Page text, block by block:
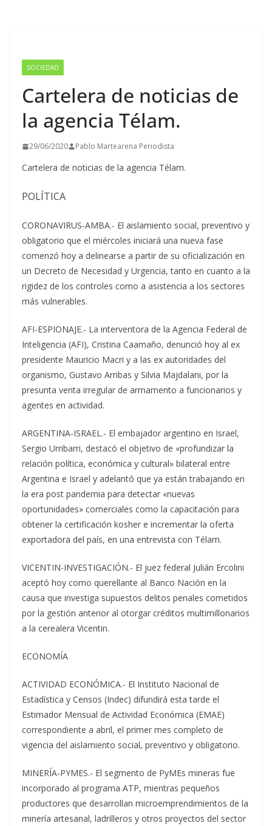
SOCIEDAD
Cartelera de noticias de
la agencia Télam.
29/06/2020 Pablo Martearena Periodista
Cartelera de noticias de la agencia Télam.
POLÍTICA
CORONAVIRUS-AMBA.- El aislamiento social, preventivo y
obligatorio que el miércoles iniciará una nueva fase
comenzó hoy a delinearse a partir de su oficialización en
un Decreto de Necesidad y Urgencia, tanto en cuanto a la
rigidez de los controles como a asistencia a los sectores
más vulnerables.
AFI-ESPIONAJE.- La interventora de la Agencia Federal de
Inteligencia (AFI), Cristina Caamaño, denunció hoy al ex
presidente Mauricio Macri y a las ex autoridades del
organismo, Gustavo Arribas y Silvia Majdalani, por la
presunta venta irregular de armamento a funcionarios y
agentes en actividad.
ARGENTINA-ISRAEL.- El embajador argentino en Israel,
Sergio Urribarri, destacó el objetivo de «profundizar la
relación política, económica y cultural» bilateral entre
Argentina e Israel y adelantó que ya están trabajando en
la era post pandemia para detectar «nuevas
oportunidades» comerciales como la capacitación para
obtener la certificación kosher e incrementar la oferta
exportadora del país, en una entrevista con Télam.
VICENTIN-INVESTIGACIÓN.- El juez federal Julián Ercolini
aceptó hoy como querellante al Banco Nación en la
causa que investiga supuestos delitos penales cometidos
por la gestión anterior al otorgar créditos multimillonarios
a la cerealera Vicentin.
ECONOMÍA
ACTIVIDAD ECONÓMICA.- El Instituto Nacional de
Estadística y Censos (Indec) difundirá esta tarde el
Estimador Mensual de Actividad Económica (EMAE)
correspondiente a abril, el primer mes completo de
vigencia del aislamiento social, preventivo y obligatorio.
MINERÍA-PYMES.- El segmento de PyMEs mineras fue
incorporado al programa ATP, mientras pequeños
productores que desarrollan microemprendimientos de la
minería artesanal, ladrilleros y otros proyectos del sector